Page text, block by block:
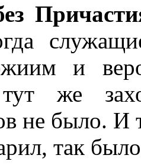
и
же
не было. И
так